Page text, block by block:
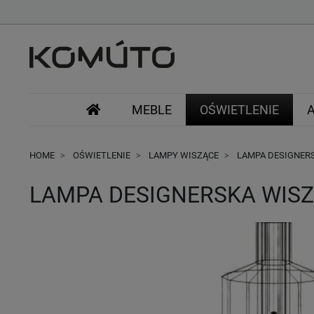
MEBLE OŚWIETLENIE
HOME OŚWIETLENIE LAMPY WISZĄCE LAMPA
LAMPA DESIGNERSKA